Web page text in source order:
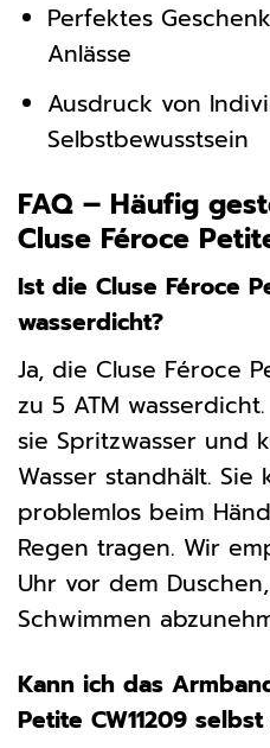
Perfektes
Anlässe
Ausdruck von
Selbstbewusstsein
FAQ – Häufig
Cluse Féroce
Ist die Cluse Féroce
wasserdicht?
Ja, die Cluse Féroce
zu 5 ATM
sie Spritzwasser und
Wasser standhält.
problemlos beim
Regen tragen. Wir
Uhr vor dem
Schwimmen
Kann ich das
Petite CW11209